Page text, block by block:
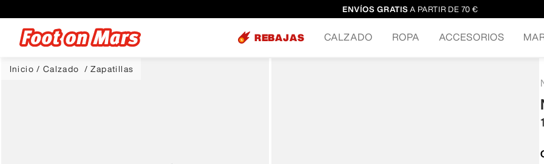
ENVÍOS GRATIS A PARTIR DE 70 €
REBAJAS CALZADO ROPA ACCESORIOS
Calzado Zapatillas